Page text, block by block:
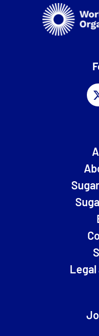
Legal